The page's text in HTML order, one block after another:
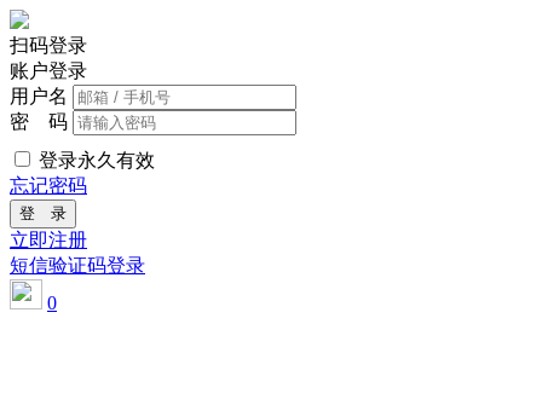
扫码登录
账户登录
用户名
密 码
登录永久有效
忘记密码
登 录
立即注册
短信验证码登录
0